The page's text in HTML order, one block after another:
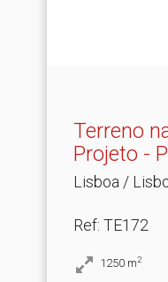
Terreno
Projeto -
Lisboa /
Ref: TE172
1250 m2